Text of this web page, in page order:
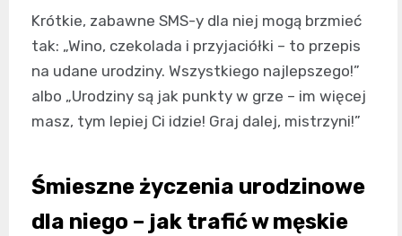
Krótkie, zabawne SMS-y dla niej mogą brzmieć
tak: „Wino, czekolada i przyjaciółki – to przepis
na udane urodziny. Wszystkiego najlepszego!”
albo „Urodziny są jak punkty w grze – im więcej
masz, tym lepiej Ci idzie! Graj dalej, mistrzyni!”
Śmieszne życzenia urodzinowe
dla niego – jak trafić w męskie